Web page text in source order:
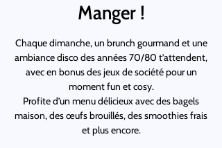
Manger !
Chaque dimanche, un brunch gourmand et une
ambiance disco des années 70/80 t’attendent,
avec en bonus des jeux de société pour un
moment fun et cosy.
Profite d’un menu délicieux avec des bagels
maison, des œufs brouillés, des smoothies frais
et plus encore.